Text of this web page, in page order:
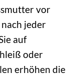
vor
jeder
auf
oder
erhöhen die